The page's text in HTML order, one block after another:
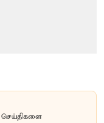
செய்திகளை